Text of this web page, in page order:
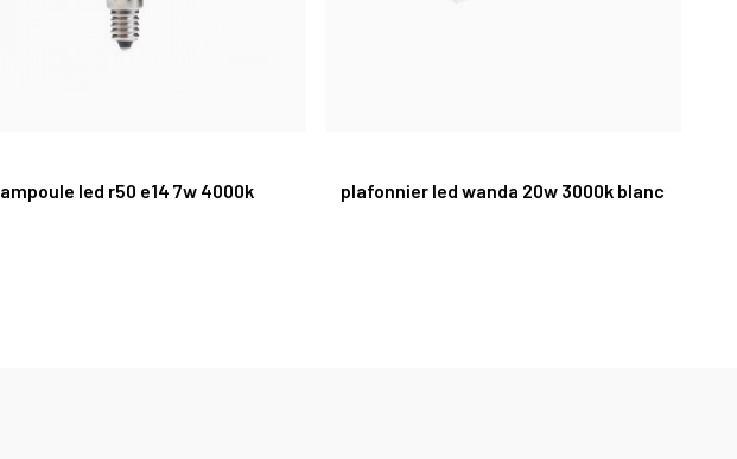
ampoule led r50 e14 7w 4000k plafonnier led wanda 20w 3000k blanc